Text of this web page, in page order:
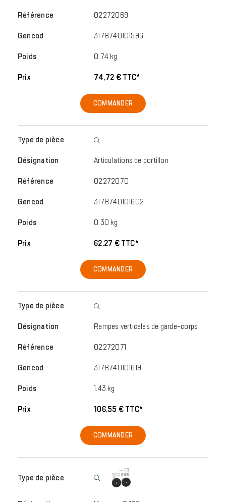
02272069
3178740101596
0.74 kg
74,72 € TTC*
COMMANDER
Articulations de portillon
02272070
3178740101602
0.30 kg
62,27 € TTC*
COMMANDER
Rampes verticales de garde-corps
02272071
3178740101619
1.43 kg
106,55 € TTC*
COMMANDER